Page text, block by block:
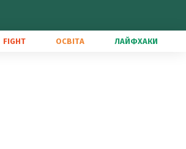
FIGHT ОСВІТА ЛАЙФХАКИ